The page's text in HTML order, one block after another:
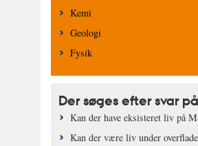
Kemi
Geologi
Fysik
Der søges efter svar
Kan der have eksisteret liv på
Kan der være liv under